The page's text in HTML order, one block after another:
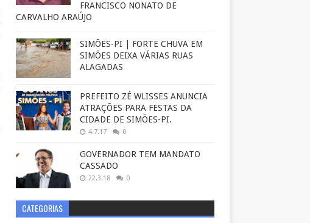
FRANCISCO NONATO DE
CARVALHO ARAÚJO
SIMÕES-PI | FORTE CHUVA EM
SIMÕES DEIXA VÁRIAS RUAS
ALAGADAS
PREFEITO ZÉ WLISSES ANUNCIA
ATRAÇÕES PARA FESTAS DA
CIDADE DE SIMÕES-PI.
4.7.17 0
GOVERNADOR TEM MANDATO
CASSADO
22.3.18 0
CATEGORIAS